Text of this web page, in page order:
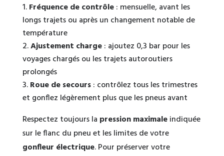
Fréquence de contrôle: mensuelle, avant les
longs trajets ou après un changement notable de
température
Ajustement charge: ajoutez 0,3 bar pour les
voyages chargés ou les trajets autoroutiers
prolongés
Roue de secours: contrôlez tous les trimestres
et gonflez légèrement plus que les pneus avant
Respectez toujours la pression maximaleindiquée
sur le flanc du pneu et les limites de votre
gonfleur électrique. Pour préserver votre